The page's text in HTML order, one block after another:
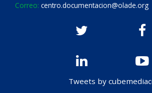
Correo: centro.documentacion@olade.org
Tweets by